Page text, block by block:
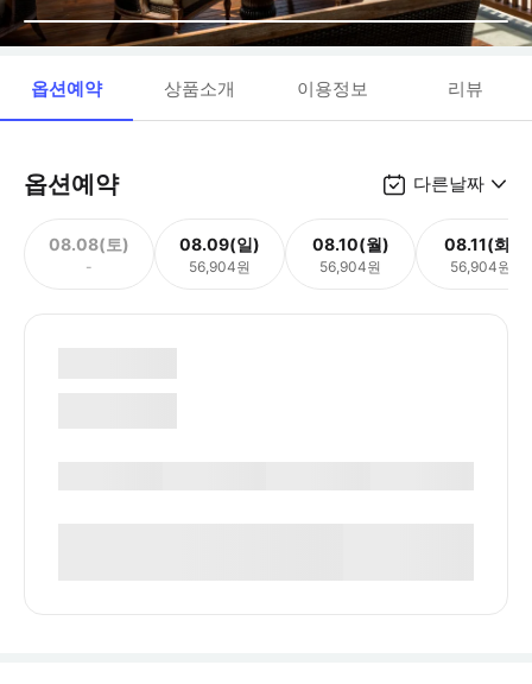
옵션예약 상품소개 이용정보 리뷰
옵션예약 다른날짜
08.08(토)
-
08.09(일)
56,904원
08.10(월)
56,904원
08.11(화)
56,904원